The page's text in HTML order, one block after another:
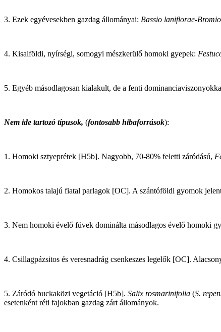
3. Ezek egyévesekben gazdag állományai: Bassio laniflorae-
4. Kisalföldi, nyírségi, somogyi mészkerülő homoki gyepek:
5. Egyéb másodlagosan kialakult, de a fenti
Nem ide tartozó típusok, (fontosabb hibaforrások):
1. Homoki sztyeprétek [H5b]. Nagyobb, 70-80% feletti záródású,
2. Homokos talajú fiatal parlagok [OC]. A szántóföldi gyomok
3. Nem homoki évelő füvek dominálta másodlagos évelő homoki
4. Csillagpázsitos és veresnadrág csenkeszes legelők [OC].
5. Záródó buckaközi vegetáció [H5b]. Salix rosmarinifolia (S.
esetenként réti fajokban gazdag zárt állományok.